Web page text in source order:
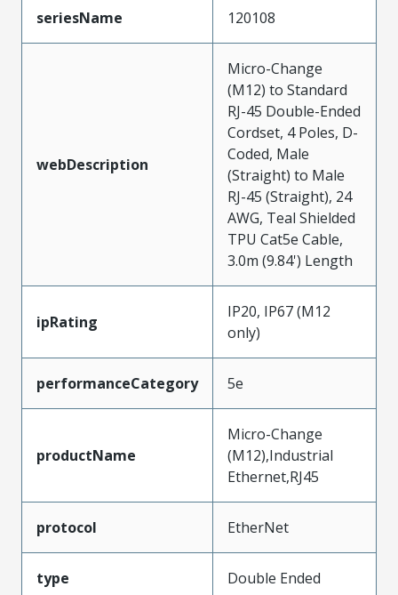
seriesName 120108
webDescription
Micro-Change
(M12) to Standard
RJ-45 Double-Ended
Cordset, 4 Poles, D-
Coded, Male
(Straight) to Male
RJ-45 (Straight), 24
AWG, Teal Shielded
TPU Cat5e Cable,
3.0m (9.84') Length
ipRating
IP20, IP67 (M12
only)
performanceCategory 5e
productName
Micro-Change
(M12),Industrial
Ethernet,RJ45
protocol EtherNet
type Double Ended